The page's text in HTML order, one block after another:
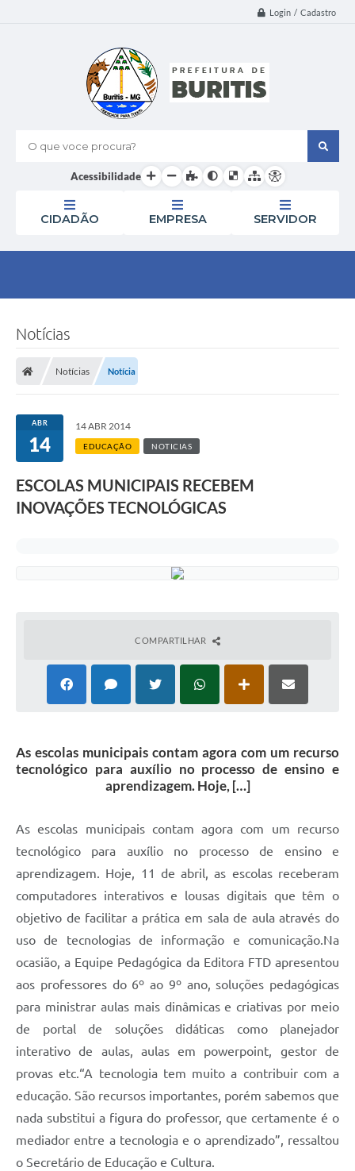
Login / Cadastro
O que voce procura?
Acessibilidade
CIDADÃO EMPRESA SERVIDOR
Notícias
Notícias Notícia
ABR
14
14 ABR 2014
EDUCAÇÃO NOTICIAS
ESCOLAS MUNICIPAIS RECEBEM
INOVAÇÕES TECNOLÓGICAS
COMPARTILHAR
As escolas municipais contam agora com um recurso
tecnológico para auxílio no processo de ensino e
aprendizagem. Hoje, […]
As escolas municipais contam agora com um recurso
tecnológico para auxílio no processo de ensino e
aprendizagem. Hoje, 11 de abril, as escolas receberam
computadores interativos e lousas digitais que têm o
objetivo de facilitar a prática em sala de aula através do
uso de tecnologias de informação e comunicação.Na
ocasião, a Equipe Pedagógica da Editora FTD apresentou
aos professores do 6º ao 9º ano, soluções pedagógicas
para ministrar aulas mais dinâmicas e criativas por meio
de portal de soluções didáticas como planejador
interativo de aulas, aulas em powerpoint, gestor de
provas etc.“A tecnologia tem muito a contribuir com a
educação. São recursos importantes, porém sabemos que
nada substitui a figura do professor, que certamente é o
mediador entre a tecnologia e o aprendizado”, ressaltou
o Secretário de Educação e Cultura.